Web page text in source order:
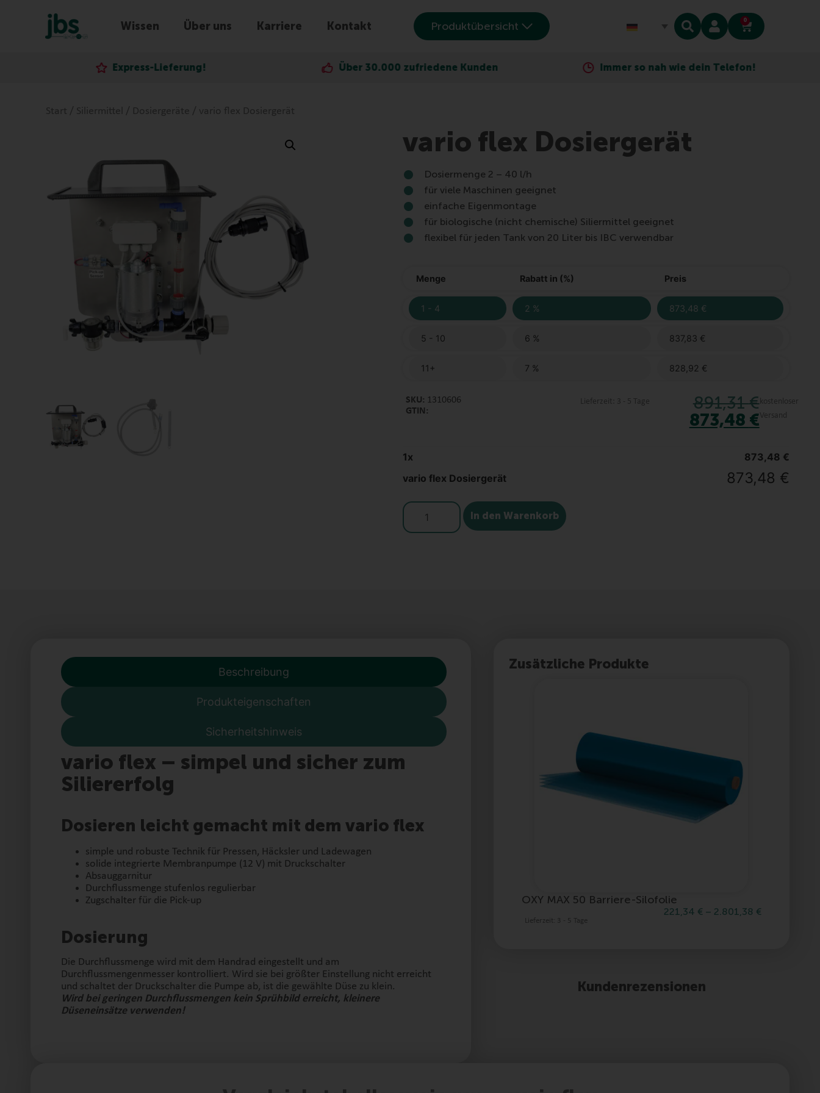
Wissen Über uns Karriere Kontakt Produktübersicht 0
Express-Lieferung! Über 30.000 zufriedene Kunden Immer so nah wie dein Telefon!
Start / Siliermittel / Dosiergeräte / vario flex Dosiergerät
vario flex Dosiergerät
Dosiermenge 2 – 40 l/h
für viele Maschinen geeignet
einfache Eigenmontage
für biologische (nicht chemische) Siliermittel geeignet
flexibel für jeden Tank von 20 Liter bis IBC verwendbar
Menge Rabatt in (%) Preis
1 - 4 2 % 873,48 €
5 - 10 6 % 837,83 €
11+ 7 % 828,92 €
SKU: 1310606
GTIN:
Lieferzeit: 3 - 5 Tage 891,31€
873,48 €
kostenloser
Versand
1x 873,48 €
vario flex Dosiergerät
873,48 €
In den Warenkorb
Beschreibung
Produkteigenschaften
Sicherheitshinweis
vario flex – simpel und sicher zum
Siliererfolg
Dosieren leicht gemacht mit dem vario flex
simple und robuste Technik für Pressen, Häcksler und Ladewagen
solide integrierte Membranpumpe (12 V) mit Druckschalter
Absauggarnitur
Durchflussmenge stufenlos regulierbar
Zugschalter für die Pick-up
Dosierung
Die Durchflussmenge wird mit dem Handrad eingestellt und am
Durchflussmengenmesser kontrolliert. Wird sie bei größter Einstellung nicht erreicht
und schaltet der Druckschalter die Pumpe ab, ist die gewählte Düse zu klein.
Wird bei geringen Durchflussmengen kein Sprühbild erreicht, kleinere
Düseneinsätze verwenden!
Zusätzliche Produkte
OXY MAX 50 Barriere-Silofolie
221,34 € – 2.801,38 €
Lieferzeit: 3 - 5 Tage
Kundenrezensionen